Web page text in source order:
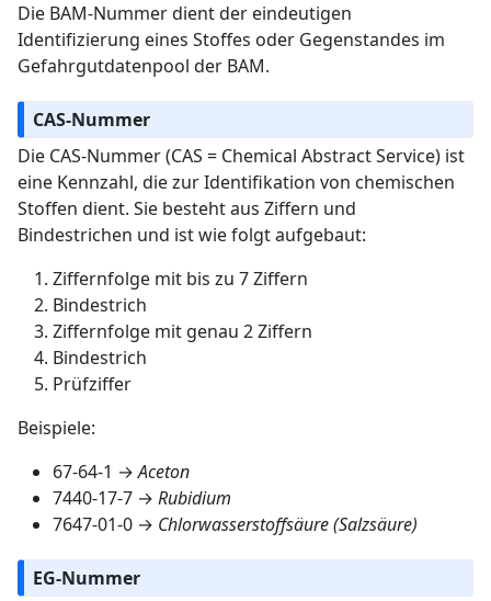
Die BAM-Nummer dient der eindeutigen
Identifizierung eines Stoffes oder Gegenstandes im
Gefahrgutdatenpool der BAM.
CAS-Nummer
Die CAS-Nummer (CAS = Chemical Abstract Service) ist
eine Kennzahl, die zur Identifikation von chemischen
Stoffen dient. Sie besteht aus Ziffern und
Bindestrichen und ist wie folgt aufgebaut:
Ziffernfolge mit bis zu 7 Ziffern
Bindestrich
Ziffernfolge mit genau 2 Ziffern
Bindestrich
Prüfziffer
Beispiele:
67-64-1 →Aceton
7440-17-7 → Rubidium
7647-01-0 → Chlorwasserstoffsäure (Salzsäure)
EG-Nummer